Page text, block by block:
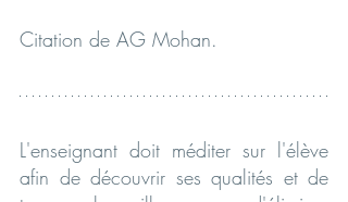
Citation de AG Mohan.
L'enseignant doit méditer sur l'élève
afin de découvrir ses qualités et de